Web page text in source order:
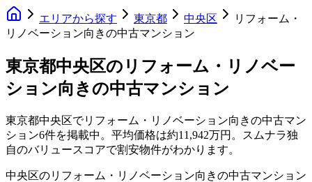
エリアから探す 東京都 中央区
リフォーム・
リノベーション向きの中古マンション
東京都中央区のリフォーム・リノベー
ション向きの中古マンション
東京都中央区でリフォーム・リノベーション向きの中古マン
ション6件を掲載中。 平均価格は約11,942万円。
スムナラ独
自のバリュースコアで割安物件がわかります。
中央区のリフォーム・リノベーション向きの中古マンション